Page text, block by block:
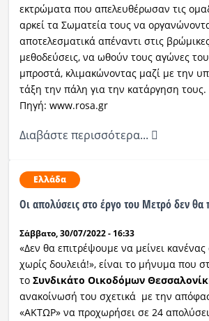
εκτρώματα που απελευθέρωσαν τις
αρκεί τα Σωματεία τους να
αποτελεσματικά απέναντι στις
μεθοδεύσεις, να ωθούν τους αγώνες
μπροστά, κλιμακώνοντας μαζί με την
τάξη την πάλη για την κατάργηση τους.
Πηγή: www.rosa.gr
Διαβάστε περισσότερα...
Ελλάδα
Οι απολύσεις στο έργο του Μετρό δεν θα
Σάββατο, 30/07/2022 - 16:33
«Δεν θα επιτρέψουμε να μείνει
χωρίς δουλειά!», είναι το μήνυμα που
το Συνδικάτο Οικοδόμων
ανακοίνωσή του σχετικά με την
«ΑΚΤΩΡ» να προχωρήσει σε 24